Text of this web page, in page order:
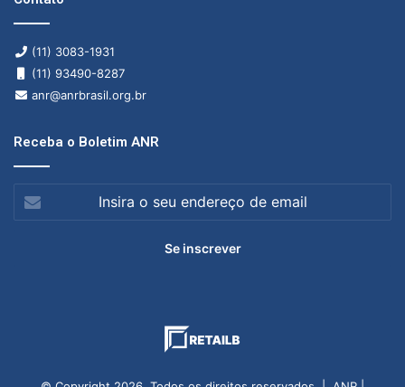
(11) 3083-1931
(11) 93490-8287
anr@anrbrasil.org.br
Receba o Boletim ANR